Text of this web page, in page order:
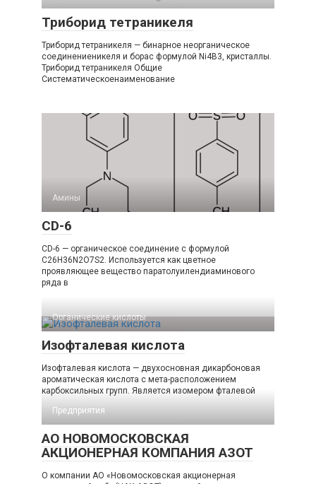
Триборид тетраникеля
Триборид тетраникеля — бинарное неорганическое
соединениеникеля и борас формулой Ni4B3, кристаллы.
Триборид тетраникеля Общие
Систематическоенаименование
Амины‎
CD-6
CD-6 — органическое соединение с формулой
C26H36N2O7S2. Используется как цветное
проявляющее вещество паратолуилендиаминового
ряда в
Органические кислоты‎
Изофталевая кислота
Изофталевая кислота — двухосновная дикарбоновая
ароматическая кислота с мета-расположением
карбоксильных групп. Является изомером фталевой
Предприятия
АО НОВОМОСКОВСКАЯ
АКЦИОНЕРНАЯ КОМПАНИЯ АЗОТ
О компании АО «Новомосковская акционерная